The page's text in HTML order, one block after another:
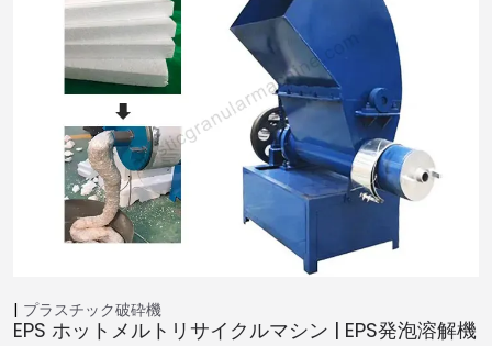
プラスチック破砕機
EPS ホットメルトリサイクルマシン | EPS発泡溶解機